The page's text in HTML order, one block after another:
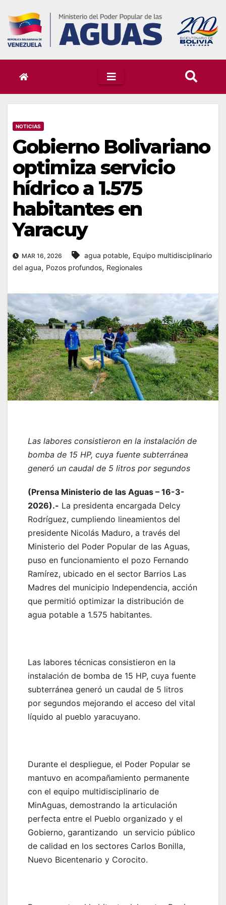
content
NOTICIAS
Gobierno Bolivariano
optimiza servicio
hídrico a 1.575
habitantes en
Yaracuy
MAR 16, 2026 agua potable, Equipo multidisciplinario
del agua, Pozos profundos, Regionales
Las labores consistieron en la instalación de
bomba de 15 HP, cuya fuente subterránea
generó un caudal de 5 litros por segundos
(Prensa Ministerio de las Aguas – 16-3-
2026).- La presidenta encargada Delcy
Rodríguez, cumpliendo lineamientos del
presidente Nicolás Maduro, a través del
Ministerio del Poder Popular de las Aguas,
puso en funcionamiento el pozo Fernando
Ramírez, ubicado en el sector Barrios Las
Madres del municipio Independencia, acción
que permitió optimizar la distribución de
agua potable a 1.575 habitantes.
‎Las labores técnicas consistieron en la
instalación de bomba de 15 HP, cuya fuente
subterránea generó un caudal de 5 litros
por segundos mejorando el acceso del vital
líquido al pueblo yaracuyano.
‎Durante el despliegue, el Poder Popular se
mantuvo en acompañamiento permanente
con el equipo multidisciplinario de
MinAguas, demostrando la articulación
perfecta entre el Pueblo organizado y el
Gobierno, garantizando un servicio público
de calidad en los sectores Carlos Bonilla,
Nuevo Bicentenario y Corocito.